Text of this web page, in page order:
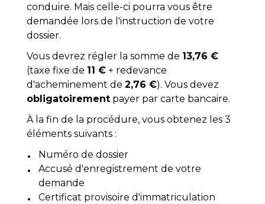
conduire. Mais celle-ci pourra vous être
demandée lors de l'instruction de votre
dossier.
Vous devrez régler la somme de 13,76 €
(taxe fixe de 11 € + redevance
d'acheminement de 2,76 €). Vous devez
obligatoirement payer par carte bancaire.
À la fin de la procédure, vous obtenez les 3
éléments suivants :
Numéro de dossier
Accusé d'enregistrement de votre
demande
Certificat provisoire d'immatriculation